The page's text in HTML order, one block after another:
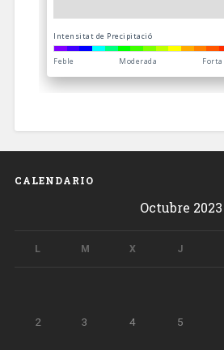
CALENDARIO
Octubre 2023
L M X J
2 3 4 5